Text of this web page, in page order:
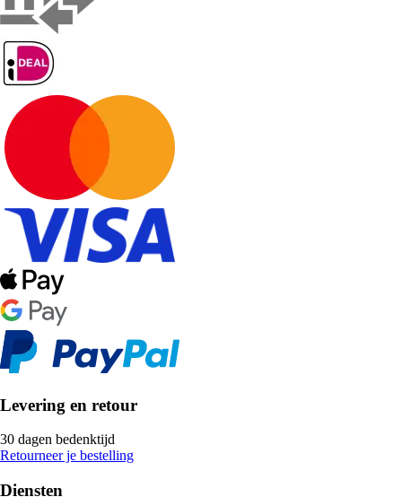
Levering en retour
30 dagen bedenktijd
Retourneer je bestelling
Diensten